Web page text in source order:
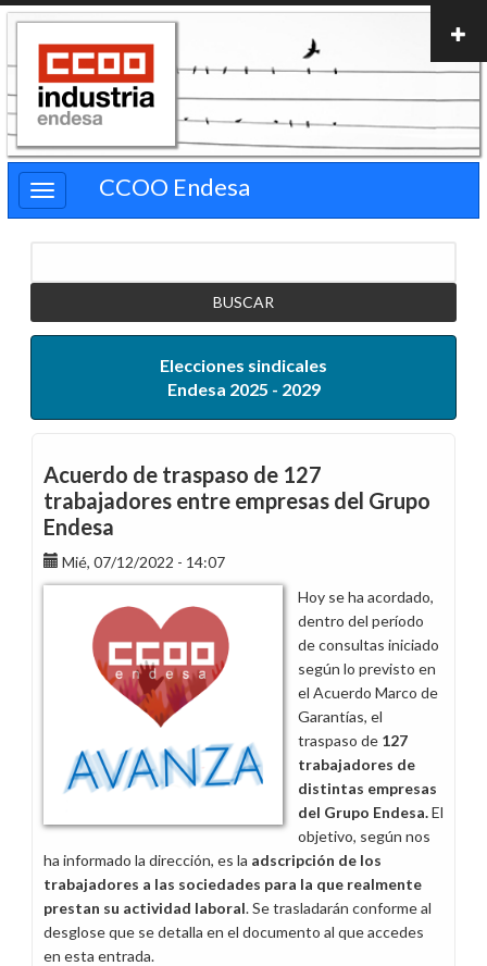
Pasar
contenido
principal
CCOO Endesa
Elecciones sindicales
Endesa 2025 - 2029
Acuerdo de traspaso de 127
trabajadores entre empresas del Grupo
Endesa
Mié, 07/12/2022 - 14:07
Hoy se ha acordado,
dentro del período
de consultas iniciado
según lo previsto en
el Acuerdo Marco de
Garantías, el
traspaso de 127
trabajadores de
distintas empresas
del Grupo Endesa.El
objetivo, según nos
ha informado la dirección, es la adscripción de los
trabajadores a las sociedades para la que realmente
prestan su actividad laboral. Se trasladarán conforme al
desglose que se detalla en el documento al que accedes
en esta entrada.